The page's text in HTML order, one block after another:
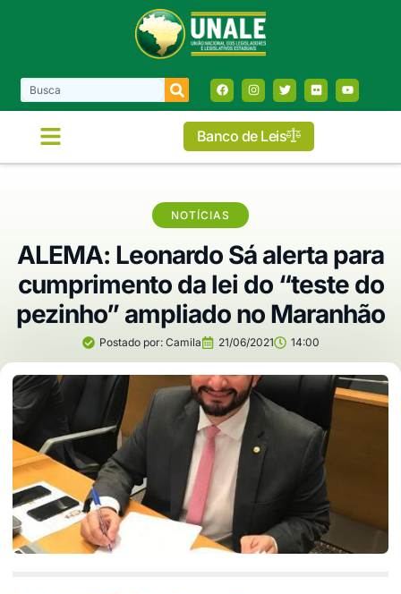
Banco de Leis
NOTÍCIAS
ALEMA: Leonardo Sá alerta para
cumprimento da lei do “teste do
pezinho” ampliado no Maranhão
Postado por:Camila 21/06/2021 14:00